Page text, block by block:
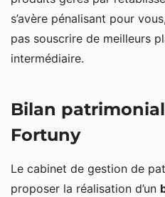
s’avère pénalisant pour
pas souscrire de meilleurs
intermédiaire.
Bilan
Fortuny
Le cabinet de gestion de
proposer la réalisation d’un